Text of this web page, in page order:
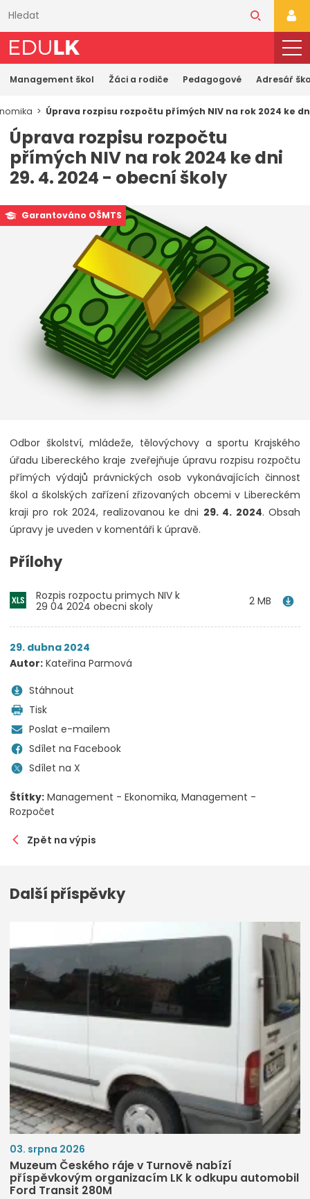
obsahu
Management škol Žáci a rodiče Pedagogové Adresář
Úprava rozpisu rozpočtu přímých NIV na rok 2024 ke
Úprava rozpisu rozpočtu
přímých NIV na rok 2024 ke dni
29. 4. 2024 - obecní školy
Garantováno OŠMTS
Odbor školství, mládeže, tělovýchovy a sportu Krajského
úřadu Libereckého kraje zveřejňuje úpravu rozpisu rozpočtu
přímých výdajů právnických osob vykonávajících činnost
škol a školských zařízení zřizovaných obcemi v Libereckém
kraji pro rok 2024, realizovanou ke dni 29. 4. 2024. Obsah
úpravy je uveden v komentáři k úpravě.
Přílohy
Rozpis rozpoctu primych NIV k
29 04 2024 obecni skoly
2 MB
29. dubna 2024
Autor: Kateřina Parmová
Stáhnout
Tisk
Poslat e-mailem
Sdílet na Facebook
Sdílet na X
Štítky: Management - Ekonomika Management -
Rozpočet
Zpět na výpis
Další příspěvky
03. srpna 2026
Muzeum Českého ráje v Turnově nabízí
příspěvkovým organizacím LK k odkupu automobil
Ford Transit 280M